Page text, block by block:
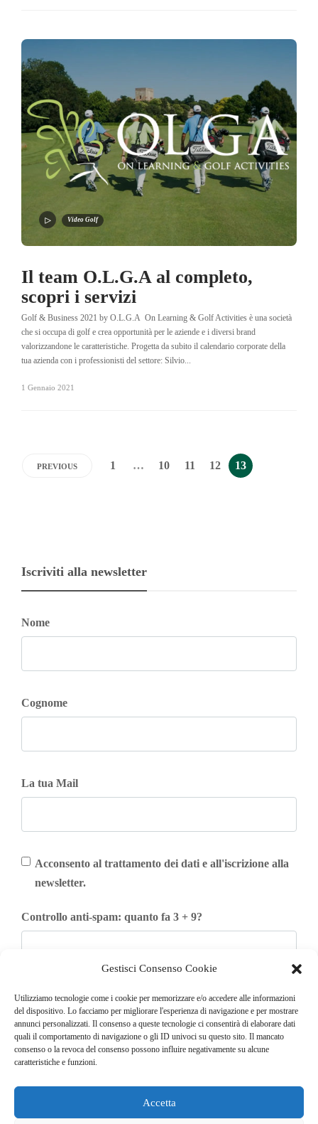
Gestisci Consenso Cookie
Utilizziamo tecnologie come i cookie per memorizzare e/o accedere alle informazioni
del dispositivo. Lo facciamo per migliorare l'esperienza di navigazione e per mostrare
annunci personalizzati. Il consenso a queste tecnologie ci consentirà di elaborare dati
quali il comportamento di navigazione o gli ID univoci su questo sito. Il mancato
consenso o la revoca del consenso possono influire negativamente su alcune
caratteristiche e funzioni.
Accetta
Video Golf
Il team O.L.G.A al completo,
scopri i servizi
Golf & Business 2021 by O.L.G.A On Learning & Golf Activities è una società
che si occupa di golf e crea opportunità per le aziende e i diversi brand
valorizzandone le caratteristiche. Progetta da subito il calendario corporate della
tua azienda con i professionisti del settore: Silvio...
1 Gennaio 2021
PREVIOUS 1 … 10 11 12 13
Iscriviti alla newsletter
Nome
Cognome
La tua Mail
Acconsento al trattamento dei dati e all'iscrizione alla
newsletter.
Controllo anti-spam: quanto fa 3 + 9?
Iscriviti